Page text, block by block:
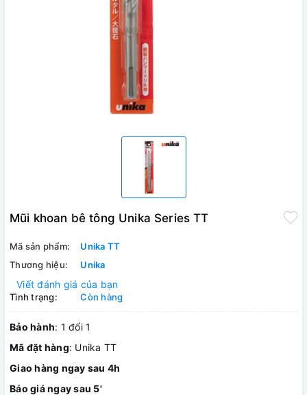
Mũi khoan bê tông Unika Series TT
Mã sản phẩm:
Unika TT
Thương hiệu:
Unika
Viết đánh giá của bạn
Tình trạng: Còn hàng
Bảo hành: 1 đổi 1
Mã đặt hàng: Unika TT
Giao hàng ngay sau 4h
Báo giá ngay sau 5'